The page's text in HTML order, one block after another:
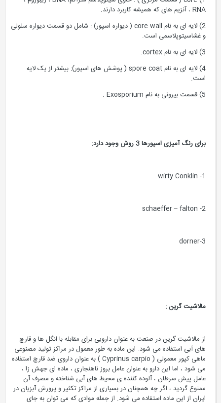
RNA ، آنزیم های که همیشه کاربرد دارند.
2) لایه ای به نام core wall ( دیواره اسپور) : شامل دو قسمت دیواره سلولی
و غشاسیتوپلاسمی است.
4) لایه ای به نام spore coat ( پوشش های اسپور): بیشتر از یک لایه
است.
برای رنگ آمیزی اسپورها 3 روش وجود دارد:
مالاشیت گرین :
از مالاشیت گرین در صنعت به عنوان دارویی برای مقابله با انگل ها و قارچ
های آبی استفاده می شود. این ماده به طور معمول در مراکز تولید مصنوعی
ماهی کپور معمولی ( Cyprinus carpio ) به عنوان داروی ضد قارچ استفاده
می شود ، اما این دارو به عنوان عامل بروز ناهنجاری ، ماده ای جهش زا ،
عامل پیش سرطان ، آلوده کننده ی محیط های آبی شناخته و مصرف آن
ممنوع گردید ، اگر چه همچنان در بسیاری از مراکز تکثیر و پرورش آبزیان در
ایران از این ماده استفاده می شود. از جمله موادی که می توان به جای